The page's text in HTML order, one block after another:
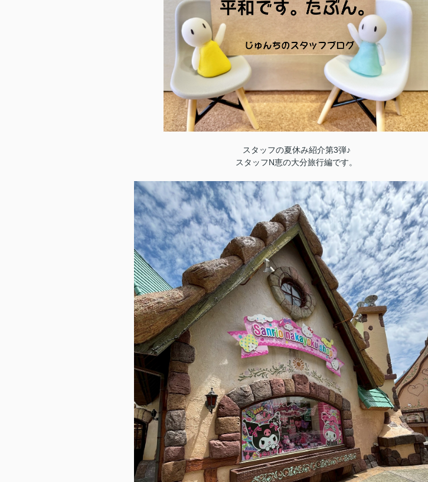
スタッフの夏休み紹介第3弾♪
スタッフN恵の大分旅行編です。